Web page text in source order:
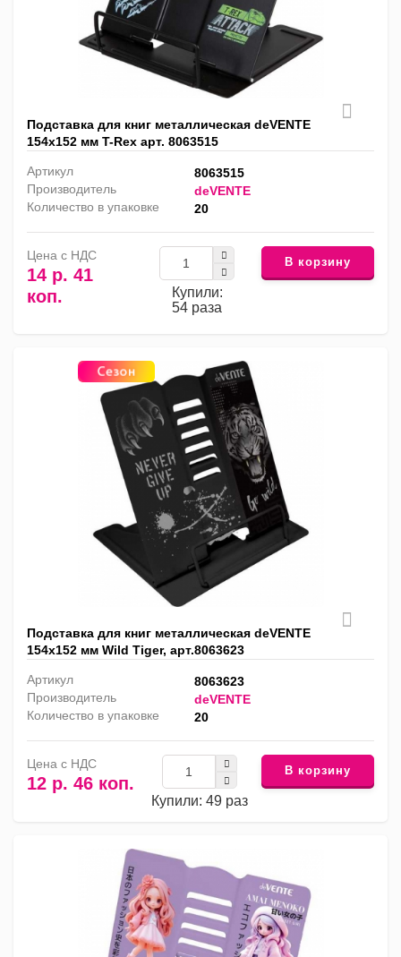
Подставка для книг металлическая deVENTE
154х152 мм T-Rex арт. 8063515
Артикул
8063515
Производитель
deVENTE
Количество в упаковке
20
Цена с НДС
14 р. 41
коп.
Купили:
54 раза
В корзину
Подставка для книг металлическая deVENTE
154х152 мм Wild Tiger, арт.8063623
Артикул
8063623
Производитель
deVENTE
Количество в упаковке
20
Цена с НДС
12 р. 46 коп.
Купили: 49 раз
В корзину